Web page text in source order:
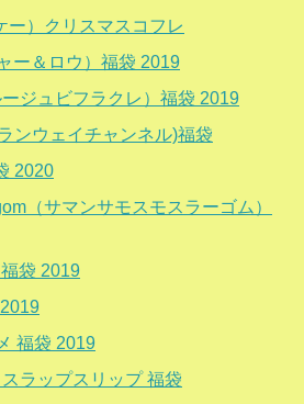
ー）クリスマスコフレ
ー＆ロウ）福袋 2019
ジュビフラクレ）福袋 2019
ンウェイチャンネル)福袋
2020
（サマンサモスモスラーゴム）
袋 2019
福袋 2019
ラップスリップ 福袋